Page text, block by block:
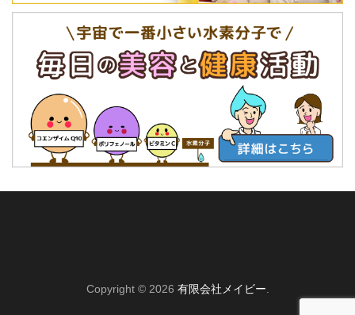
Copyright © 2026 有限会社メイビー